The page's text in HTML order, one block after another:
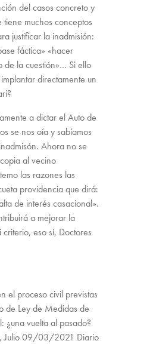
del casos concreto y
muchos conceptos
justificar la inadmisión:
fáctica» «hacer
de la cuestión»… Si ello
directamente un
a dictar el Auto de
se nos oía y sabíamos
Ahora no se
al vecino
las razones las
providencia que dirá:
de interés casacional».
a mejorar la
eso sí, Doctores
el proceso civil previstas
de Ley de Medidas de
¿una vuelta al pasado?
Julio 09/03/2021 Diario